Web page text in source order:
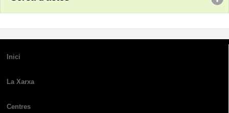
Inici
La Xarxa
Centres